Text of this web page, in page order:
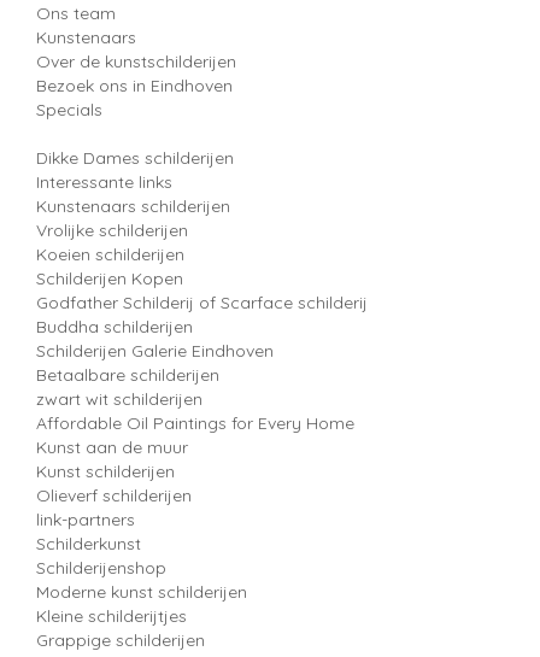
Ons team
Kunstenaars
Over de kunstschilderijen
Bezoek ons in Eindhoven
Specials
Dikke Dames schilderijen
Interessante links
Kunstenaars schilderijen
Vrolijke schilderijen
Koeien schilderijen
Schilderijen Kopen
Godfather Schilderij of Scarface schilderij
Buddha schilderijen
Schilderijen Galerie Eindhoven
Betaalbare schilderijen
zwart wit schilderijen
Affordable Oil Paintings for Every Home
Kunst aan de muur
Kunst schilderijen
Olieverf schilderijen
link-partners
Schilderkunst
Schilderijenshop
Moderne kunst schilderijen
Kleine schilderijtjes
Grappige schilderijen